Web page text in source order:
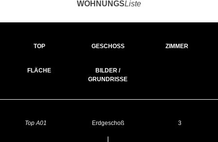
WOHNUNGSListe
TOP GESCHOSS ZIMMER
FLÄCHE
BILDER /
GRUNDRISSE
Top A01 Erdgeschoß 3